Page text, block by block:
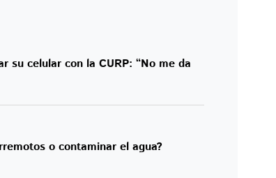
su celular con la CURP: “No me da
o contaminar el agua?